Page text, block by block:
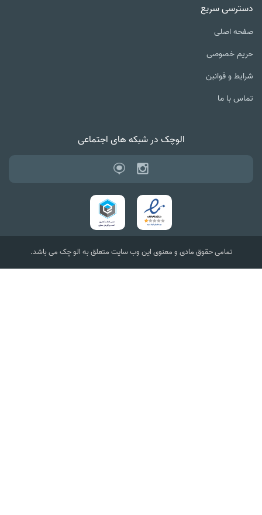
سریع
اصلی
خصوصی
و قوانین
با ما
الوچک در شبکه های اجتماعی
تمامی حقوق مادی و معنوی این وب سایت متعلق به الو چک می باشد.